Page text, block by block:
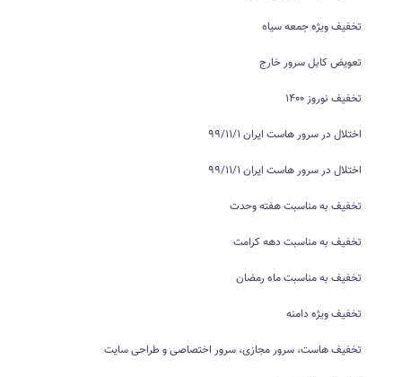
تخفیف ویژه جمعه سیاه
تعویض کابل سرور خارج
تخفیف نوروز 1400
اختلال در سرور هاست ایران 99/11/1
اختلال در سرور هاست ایران 99/11/1
تخفیف به مناسبت هفته وحدت
تخفیف به مناسبت دهه کرامت
تخفیف به مناسبت ماه رمضان
تخفیف ویژه دامنه
تخفیف هاست، سرور مجازی، سرور اختصاصی و طراحی سایت